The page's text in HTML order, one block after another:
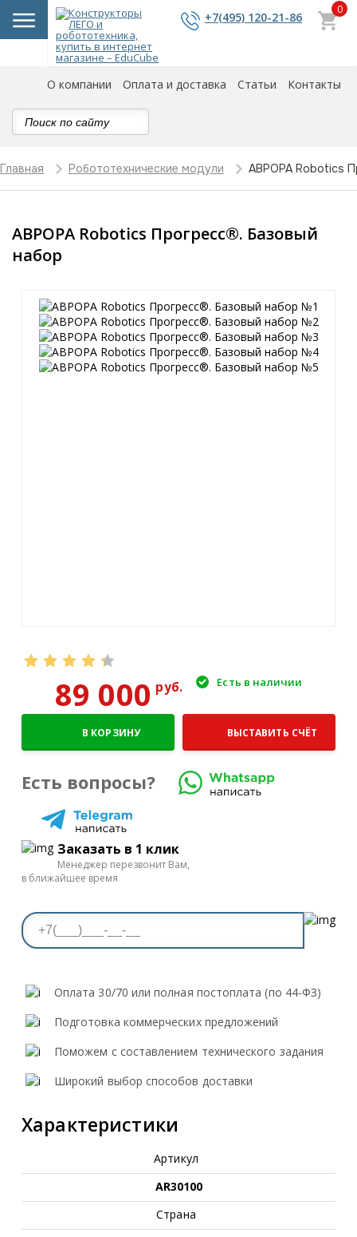
+7(495) 120-21-86
0
О компании Оплата и доставка Статьи Контакты
Главная Робототехнические модули АВРОРА Robotics
АВРОРА Robotics Прогресс®. Базовый
набор
89 000руб. Есть в наличии
В КОРЗИНУ ВЫСТАВИТЬ СЧЁТ
Есть вопросы?
Заказать в 1 клик
Менеджер перезвонит Вам,
в ближайшее время
Оплата 30/70 или полная постоплата (по 44-ФЗ)
Подготовка коммерческих предложений
Поможем с составлением технического задания
Широкий выбор способов доставки
Характеристики
Артикул
AR30100
Страна